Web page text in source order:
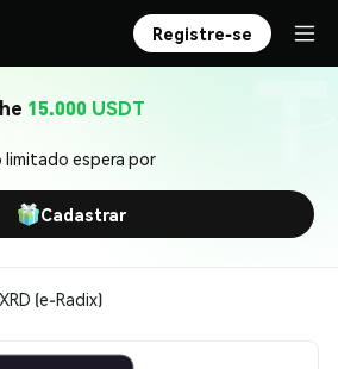
Registre-se
15.000 USDT
espera por
Cadastrar
(e-Radix)